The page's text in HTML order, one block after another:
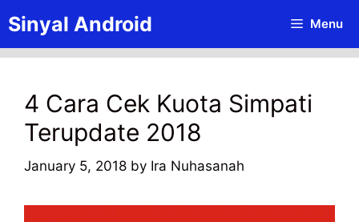
to
content
Sinyal Android Menu
4 Cara Cek Kuota Simpati
Terupdate 2018
January 5, 2018 by Ira Nuhasanah